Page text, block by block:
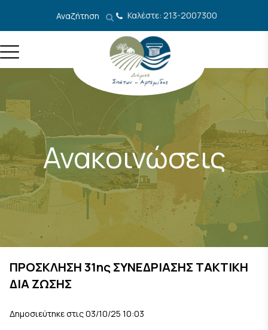
Αναζήτηση Καλέστε: 213-2007300
Ανακοινώσεις
ΠΡΟΣΚΛΗΣΗ 31ης ΣΥΝΕΔΡΙΑΣΗΣ ΤΑΚΤΙΚΗ
ΔΙΑ ΖΩΣΗΣ
Δημοσιεύτηκε στις 03/10/25 10:03